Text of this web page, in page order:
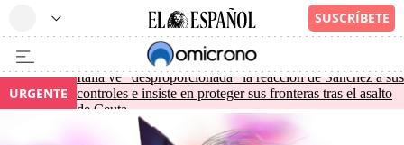
URGENTE
Italia ve "desproporcionada" la reacción de Sánchez a sus
controles e insiste en proteger sus fronteras tras el asalto
de Ceuta